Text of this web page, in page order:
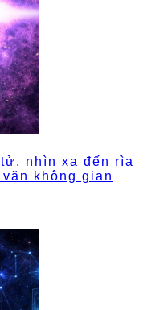
nhìn xa đến rìa
không gian